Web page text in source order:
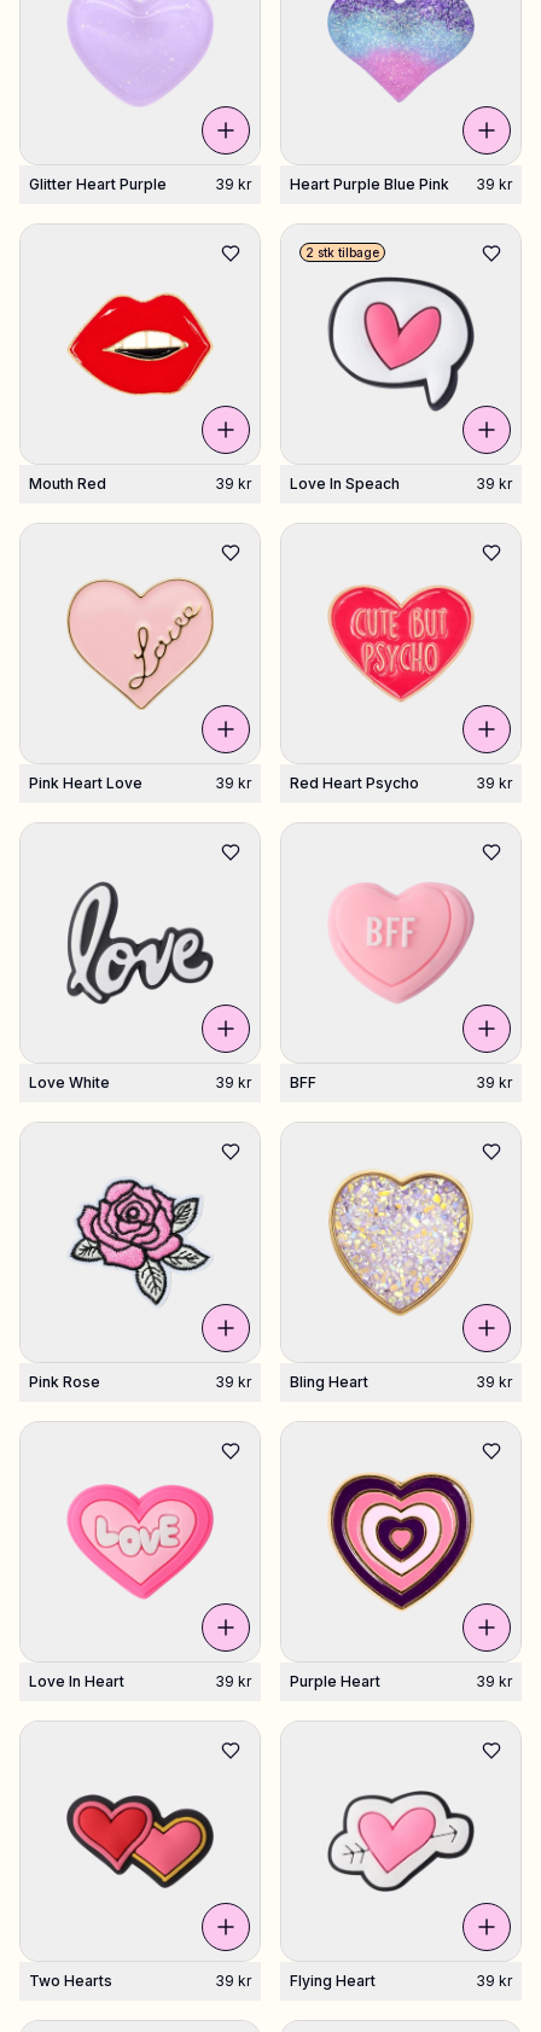
Glitter Heart Purple 39 kr Heart Purple Blue Pink 39 kr
Mouth Red 39 kr Love In Speach 39 kr
2 stk tilbage
Pink Heart Love 39 kr Red Heart Psycho 39 kr
Love White 39 kr BFF 39 kr
Pink Rose 39 kr Bling Heart 39 kr
Love In Heart 39 kr Purple Heart 39 kr
Two Hearts 39 kr Flying Heart 39 kr